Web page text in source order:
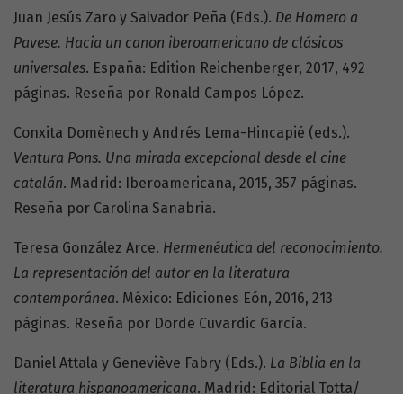
Juan Jesús Zaro y Salvador Peña (Eds.). De Homero a
Pavese. Hacia un canon iberoamericano de clásicos
universales. España: Edition Reichenberger, 2017, 492
páginas. Reseña por Ronald Campos López.
Conxita Domènech y Andrés Lema-Hincapié (eds.).
Ventura Pons. Una mirada excepcional desde el cine
catalán. Madrid: Iberoamericana, 2015, 357 páginas.
Reseña por Carolina Sanabria.
Teresa González Arce. Hermenéutica del reconocimiento.
La representación del autor en la literatura
contemporánea. México: Ediciones Eón, 2016, 213
páginas. Reseña por Dorde Cuvardic García.
Daniel Attala y Geneviève Fabry (Eds.). La Biblia en la
literatura hispanoamericana. Madrid: Editorial Totta/